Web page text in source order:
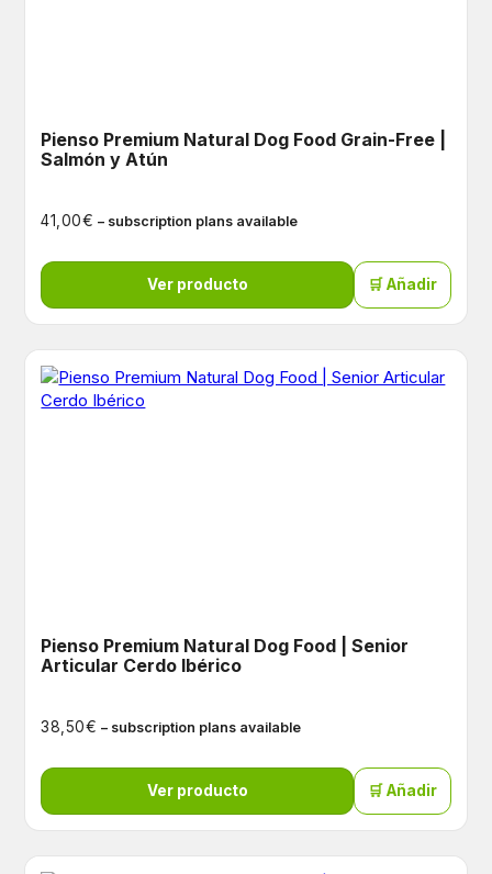
Pienso Premium Natural Dog Food Grain-Free |
Salmón y Atún
41,00€ – subscription plans available
Ver producto 🛒 Añadir
Pienso Premium Natural Dog Food | Senior
Articular Cerdo Ibérico
38,50€ – subscription plans available
Ver producto 🛒 Añadir